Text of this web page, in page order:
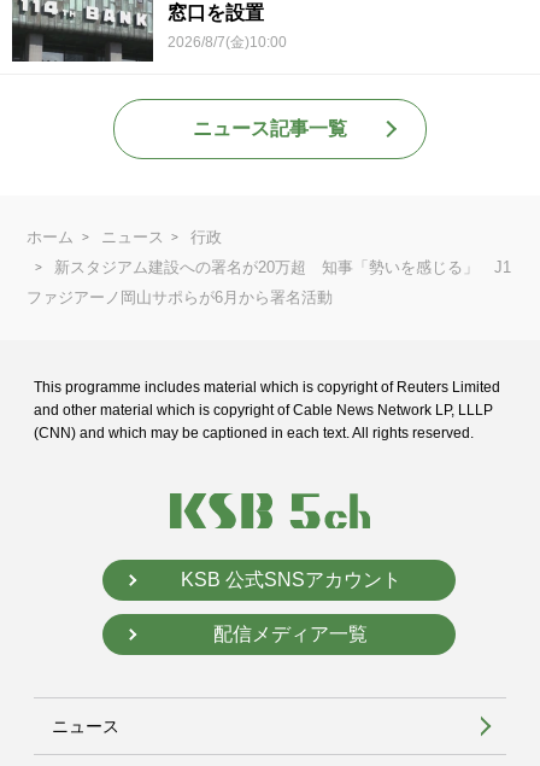
窓口を設置
2026/8/7(金)10:00
ニュース記事一覧
ホーム ニュース
行政
新スタジアム建設への署名が20万超 知事「勢いを感じる」 J1
ファジアーノ岡山サポらが6月から署名活動
This programme includes material which is copyright of Reuters Limited
and other material which is copyright of Cable News Network LP, LLLP
(CNN) and which may be captioned in each text. All rights reserved.
KSB 公式SNSアカウント
配信メディア一覧
ニュース